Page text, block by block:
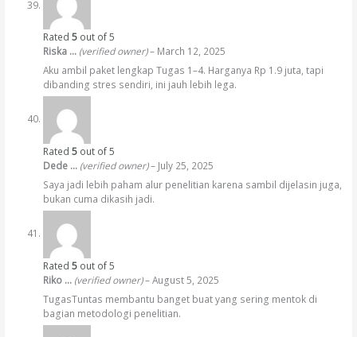
Rated 5out of 5
Riska … (verified owner) – March 12, 2025
Aku ambil paket lengkap Tugas 1–4. Harganya Rp 1.9 juta, tapi
dibanding stres sendiri, ini jauh lebih lega.
Rated 5out of 5
Dede … (verified owner) – July 25, 2025
Saya jadi lebih paham alur penelitian karena sambil dijelasin juga,
bukan cuma dikasih jadi.
Rated 5out of 5
Riko … (verified owner) – August 5, 2025
TugasTuntas membantu banget buat yang sering mentok di
bagian metodologi penelitian.